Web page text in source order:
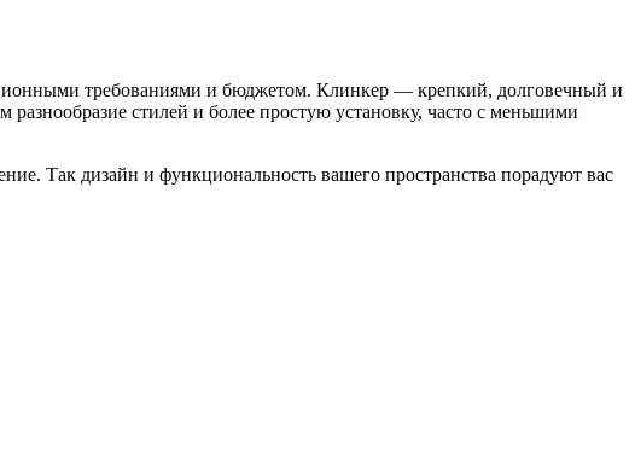
требованиями и бюджетом. Клинкер — крепкий, долговечный и
стилей и более простую установку, часто с меньшими
Так дизайн и функциональность вашего пространства порадуют вас